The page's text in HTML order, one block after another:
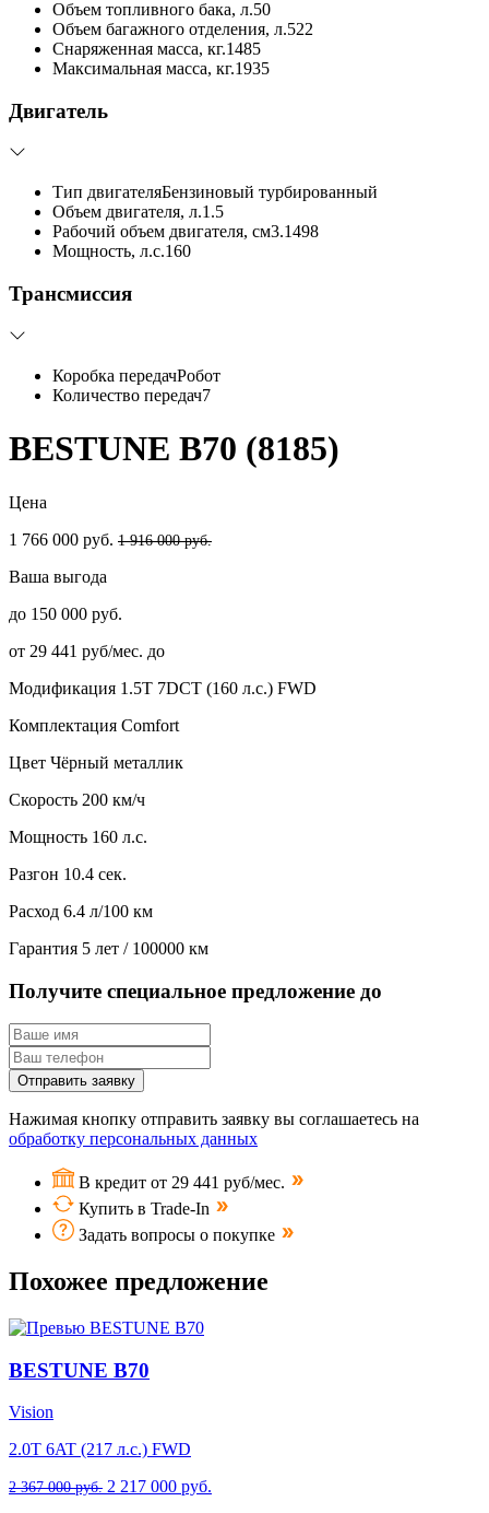
Объем топливного бака, л.50
Объем багажного отделения, л.522
Снаряженная масса, кг.1485
Максимальная масса, кг.1935
Двигатель
Тип двигателяБензиновый турбированный
Объем двигателя, л.1.5
Рабочий объем двигателя, см3.1498
Мощность, л.с.160
Трансмиссия
Коробка передачРобот
Количество передач7
BESTUNE B70 (8185)
Цена
1 766 000 руб. 1 916 000 руб.
Ваша выгода
до 150 000 руб.
от 29 441 руб/мес. до
Модификация 1.5T 7DCT (160 л.с.) FWD
Комплектация Comfort
Цвет Чёрный металлик
Скорость 200 км/ч
Мощность 160 л.с.
Разгон 10.4 сек.
Расход 6.4 л/100 км
Гарантия 5 лет / 100000 км
Получите специальное предложение до
Отправить заявку
Нажимая кнопку отправить заявку вы соглашаетесь на
обработку персональных данных
В кредит от 29 441 руб/мес.
Купить в Trade-In
Задать вопросы о покупке
Похожее предложение
BESTUNE B70
Vision
2.0T 6AT (217 л.с.) FWD
2 367 000 руб. 2 217 000 руб.